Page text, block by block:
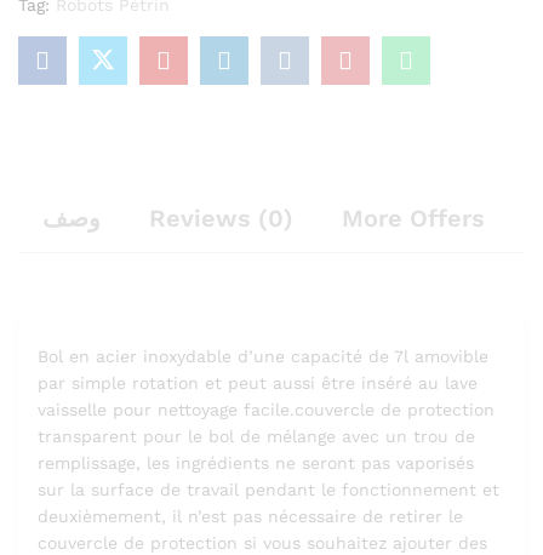
o
5
Tag: Robots Pétrin
وصف Reviews (0) More Offers
Bol en acier inoxydable d’une capacité de 7l amovible
par simple rotation et peut aussi être inséré au lave
vaisselle pour nettoyage facile.couvercle de protection
transparent pour le bol de mélange avec un trou de
remplissage, les ingrédients ne seront pas vaporisés
sur la surface de travail pendant le fonctionnement et
deuxièmement, il n’est pas nécessaire de retirer le
couvercle de protection si vous souhaitez ajouter des